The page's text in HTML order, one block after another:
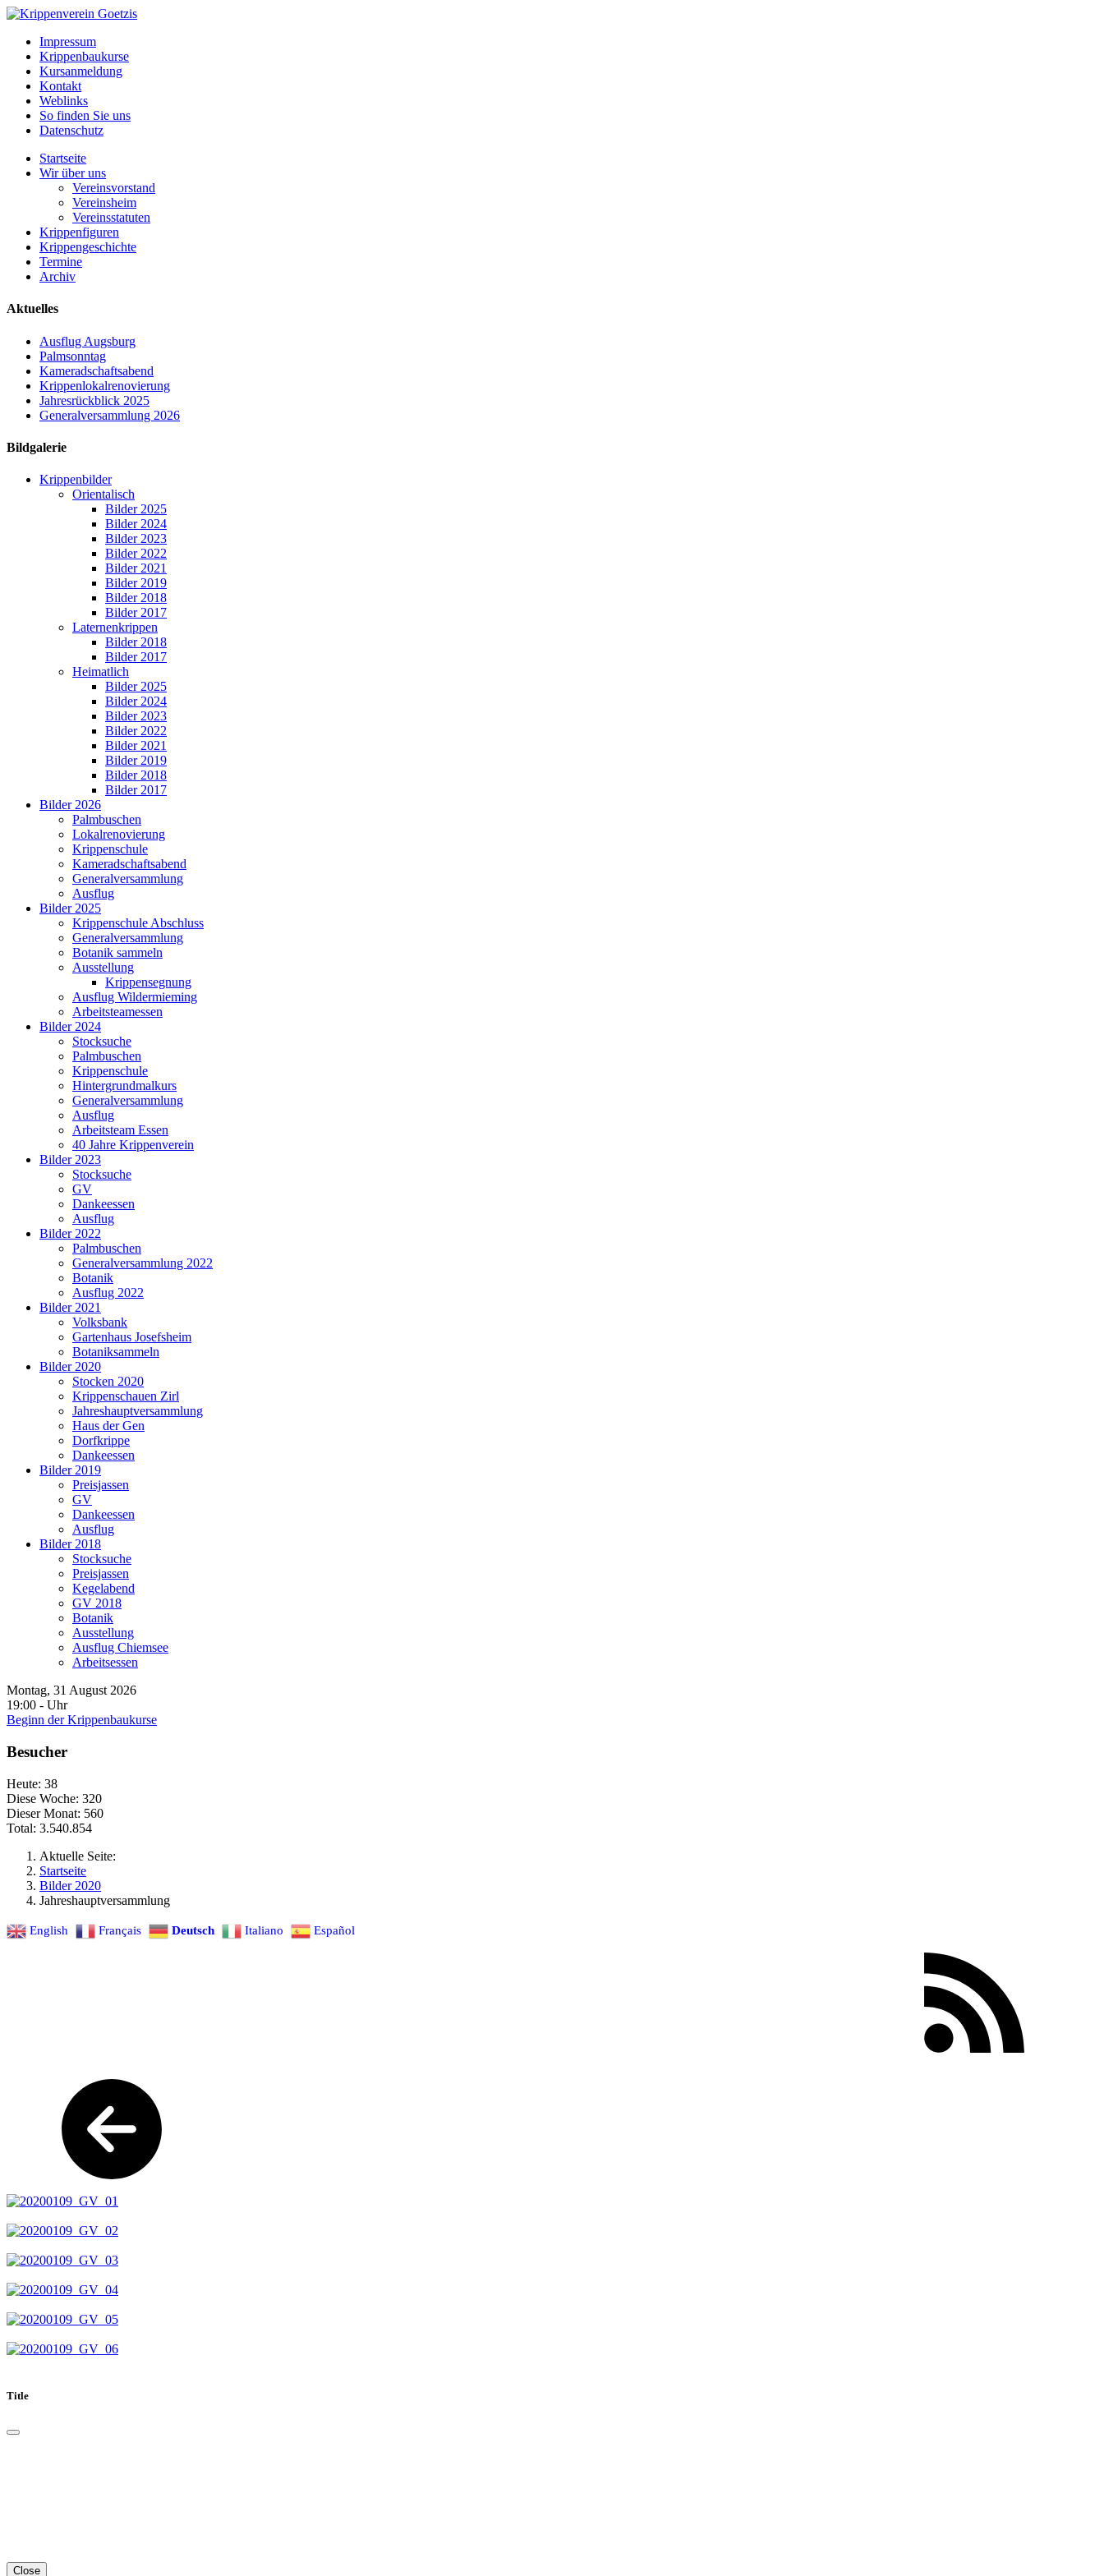
Impressum
Krippenbaukurse
Kursanmeldung
Kontakt
Weblinks
So finden Sie uns
Datenschutz
Startseite
Wir über uns
Vereinsvorstand
Vereinsheim
Vereinsstatuten
Krippenfiguren
Krippengeschichte
Termine
Archiv
Aktuelles
Ausflug Augsburg
Palmsonntag
Kameradschaftsabend
Krippenlokalrenovierung
Jahresrückblick 2025
Generalversammlung 2026
Bildgalerie
Krippenbilder
Orientalisch
Bilder 2025
Bilder 2024
Bilder 2023
Bilder 2022
Bilder 2021
Bilder 2019
Bilder 2018
Bilder 2017
Laternenkrippen
Bilder 2018
Bilder 2017
Heimatlich
Bilder 2025
Bilder 2024
Bilder 2023
Bilder 2022
Bilder 2021
Bilder 2019
Bilder 2018
Bilder 2017
Bilder 2026
Palmbuschen
Lokalrenovierung
Krippenschule
Kameradschaftsabend
Generalversammlung
Ausflug
Bilder 2025
Krippenschule Abschluss
Generalversammlung
Botanik sammeln
Ausstellung
Krippensegnung
Ausflug Wildermieming
Arbeitsteamessen
Bilder 2024
Stocksuche
Palmbuschen
Krippenschule
Hintergrundmalkurs
Generalversammlung
Ausflug
Arbeitsteam Essen
40 Jahre Krippenverein
Bilder 2023
Stocksuche
GV
Dankeessen
Ausflug
Bilder 2022
Palmbuschen
Generalversammlung 2022
Botanik
Ausflug 2022
Bilder 2021
Volksbank
Gartenhaus Josefsheim
Botaniksammeln
Bilder 2020
Stocken 2020
Krippenschauen Zirl
Jahreshauptversammlung
Haus der Gen
Dorfkrippe
Dankeessen
Bilder 2019
Preisjassen
GV
Dankeessen
Ausflug
Bilder 2018
Stocksuche
Preisjassen
Kegelabend
GV 2018
Botanik
Ausstellung
Ausflug Chiemsee
Arbeitsessen
Montag, 31 August 2026
19:00 - Uhr
Beginn der Krippenbaukurse
Besucher
Heute: 38
Diese Woche: 320
Dieser Monat: 560
Total: 3.540.854
Aktuelle Seite:
Startseite
Bilder 2020
Jahreshauptversammlung
English Français Deutsch Italiano Español
Title
Close